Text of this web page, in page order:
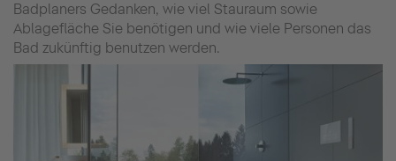
Badplaners Gedanken, wie viel Stauraum sowie
Ablagefläche Sie benötigen und wie viele Personen das
Bad zukünftig benutzen werden.